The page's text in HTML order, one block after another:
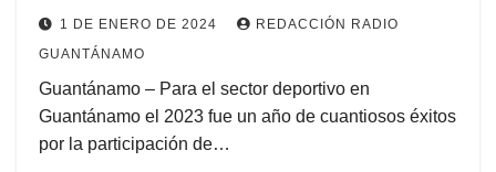
1 DE ENERO DE 2024
REDACCIÓN RADIO
GUANTÁNAMO
Guantánamo – Para el sector deportivo en
Guantánamo el 2023 fue un año de cuantiosos éxitos
por la participación de…